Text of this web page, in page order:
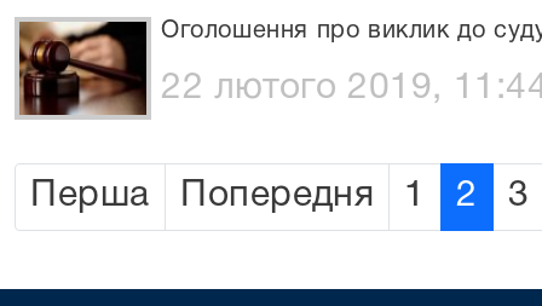
Оголошення про виклик до
22 лютого 2019,
Перша Попередня 1 2 3